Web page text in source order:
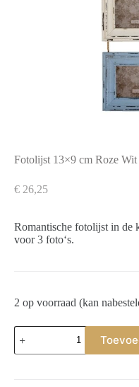
Fotolijst 13×9 cm Roze
€ 26,25
Romantische fotolijst in de
voor 3 foto‘s.
2 op voorraad (kan
Fotolijst
13x9
cm